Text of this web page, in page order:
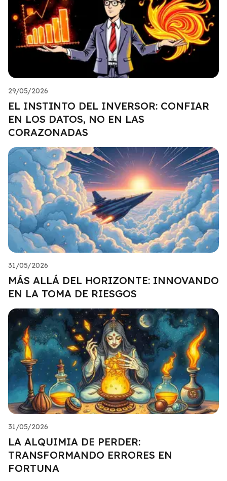
29/05/2026
EL INSTINTO DEL INVERSOR: CONFIAR
EN LOS DATOS, NO EN LAS
CORAZONADAS
31/05/2026
MÁS ALLÁ DEL HORIZONTE: INNOVANDO
EN LA TOMA DE RIESGOS
31/05/2026
LA ALQUIMIA DE PERDER:
TRANSFORMANDO ERRORES EN
FORTUNA